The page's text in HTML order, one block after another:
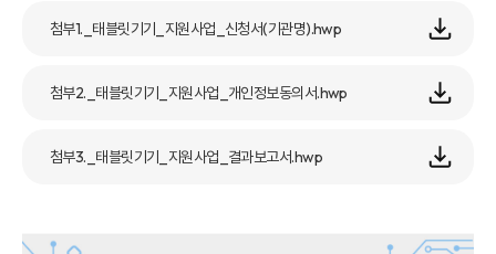
첨부1._태블릿기기_지원사업_신청서(기관명).hwp
첨부2._태블릿기기_지원사업_개인정보동의서.hwp
첨부3._태블릿기기_지원사업_결과보고서.hwp